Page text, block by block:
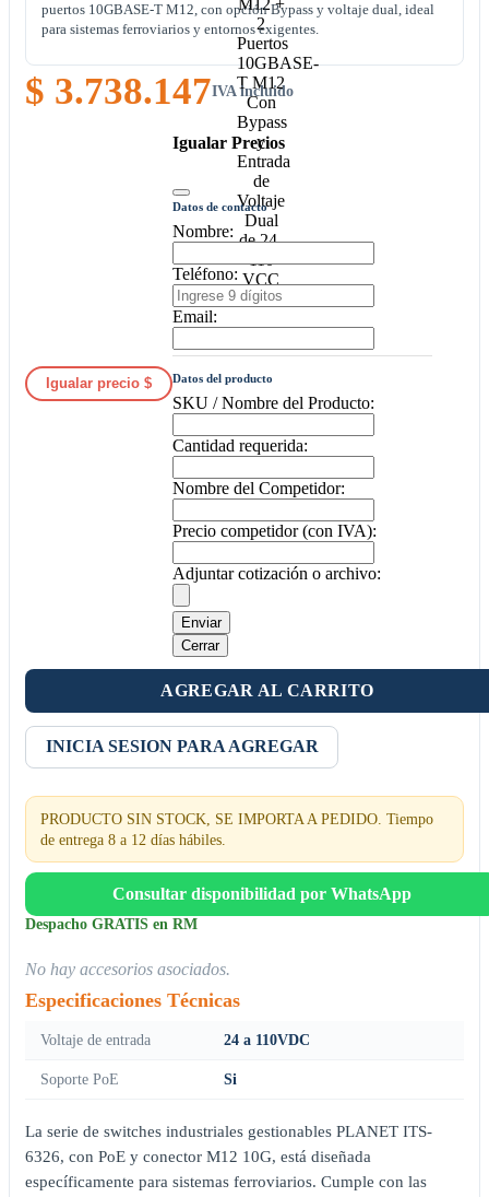
puertos 10GBASE-T M12, con opción Bypass y voltaje dual, ideal
para sistemas ferroviarios y entornos exigentes.
$ 3.738.147IVA incluido
Igualar precio $
Igualar Precios
Datos de contacto
Nombre:
Teléfono:
Email:
Datos del producto
SKU / Nombre del Producto:
Cantidad requerida:
Nombre del Competidor:
Precio competidor (con IVA):
Adjuntar cotización o archivo:
Enviar
Cerrar
AGREGAR AL CARRITO
INICIA SESION PARA AGREGAR
PRODUCTO SIN STOCK, SE IMPORTA A PEDIDO. Tiempo
de entrega 8 a 12 días hábiles.
Consultar disponibilidad por WhatsApp
Despacho GRATIS en RM
No hay accesorios asociados.
Especificaciones Técnicas
Voltaje de entrada 24 a 110VDC
Soporte PoE Si
La serie de switches industriales gestionables PLANET ITS-
6326, con PoE y conector M12 10G, está diseñada
específicamente para sistemas ferroviarios. Cumple con las